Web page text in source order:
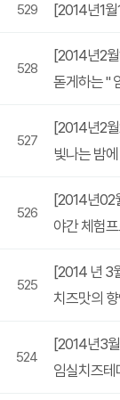
529 [2014년1
528
[2014년2
돋게하는 "
527
[2014년2
빛나는 밤
526
[2014년02
야간 체험
525
[2014 년 3
치즈맛의
524
[2014년3
임실치즈